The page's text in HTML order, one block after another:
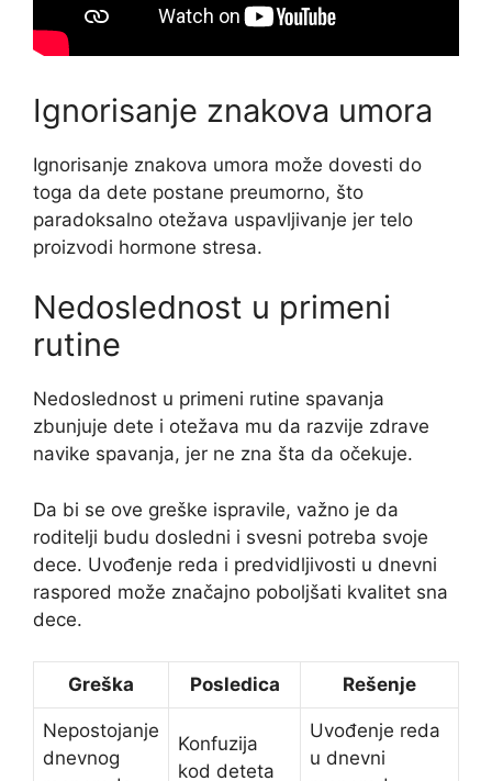
Ignorisanje znakova umora
Ignorisanje znakova umora može dovesti do
toga da dete postane preumorno, što
paradoksalno otežava uspavljivanje jer telo
proizvodi hormone stresa.
Nedoslednost u primeni
rutine
Nedoslednost u primeni rutine spavanja
zbunjuje dete i otežava mu da razvije zdrave
navike spavanja, jer ne zna šta da očekuje.
Da bi se ove greške ispravile, važno je da
roditelji budu dosledni i svesni potreba svoje
dece. Uvođenje reda i predvidljivosti u dnevni
raspored može značajno poboljšati kvalitet sna
dece.
Greška Posledica Rešenje
Nepostojanje
dnevnog
Konfuzija
kod deteta
Uvođenje reda
u dnevni